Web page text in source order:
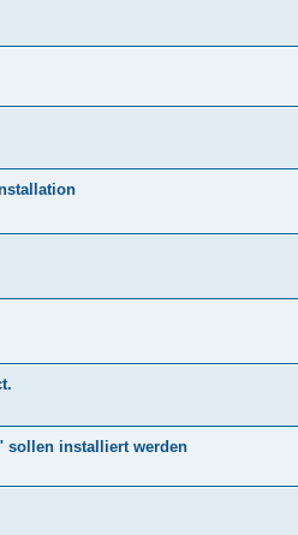
sollen installiert werden